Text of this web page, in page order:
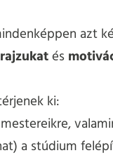
azt
és
ki:
a stúdium